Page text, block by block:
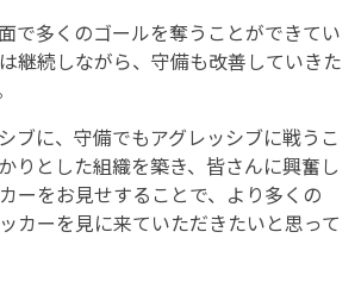
で多くのゴールを奪うことができてい
継続しながら、守備も改善していきた
ブに、守備でもアグレッシブに戦うこ
りとした組織を築き、皆さんに興奮し
ーをお見せすることで、より多くの
カーを見に来ていただきたいと思って